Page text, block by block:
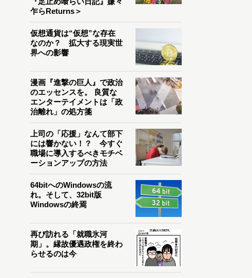
乍らReturns＞
仮想通貨は“仮想”な存在
なのか？ 拡大する現実世
界への影響
漫画『進撃の巨人』で政治
のエッセンスを。 良質な
エンターテイメントは「政
治離れ」の処方箋
上司の「応援」なんて部下
には響かない！？ 今すぐ
職場に導入するべきモチベ
ーションアップの方法
64bitへのWindowsの流
れ。そして、32bit版
Windowsの終焉
再び訪れる「就職氷河
期」。縁故優遇政権を終わ
らせるのは今